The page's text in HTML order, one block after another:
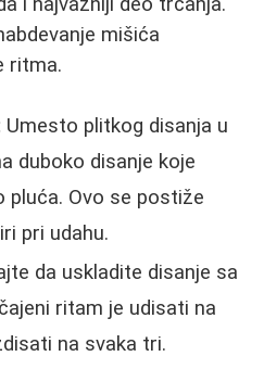
mišića
ritma.
Umesto plitkog disanja u
duboko disanje koje
pluća. Ovo se postiže
pri udahu.
da uskladite disanje sa
ritam je udisati na
na svaka tri.